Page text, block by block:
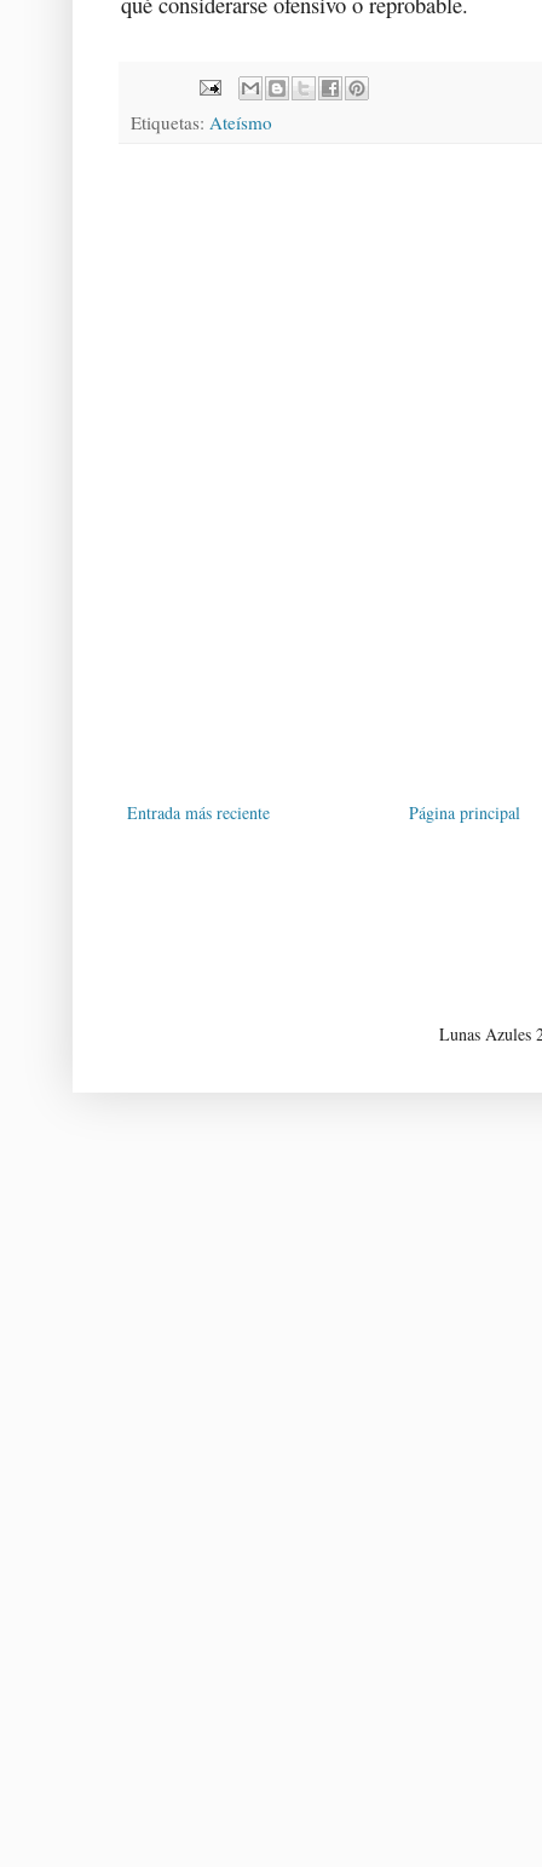
Etiquetas: Ateísmo
Entrada más reciente Página principal
Lunas Azules